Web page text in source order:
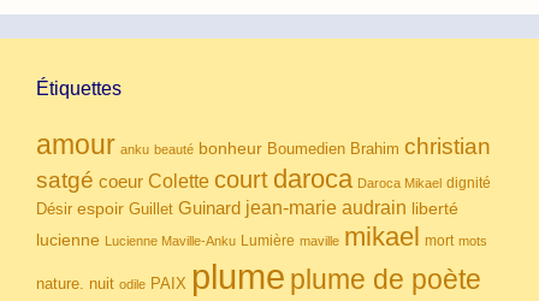
Étiquettes
amour anku beauté bonheur Boumedien Brahim christian
satgé coeur Colette court daroca Daroca Mikael dignité
Désir espoir Guillet Guinard jean-marie audrain liberté
lucienne Lucienne Maville-Anku Lumière maville mikael mort mots
nature. nuit odile PAIX plume plume de poète